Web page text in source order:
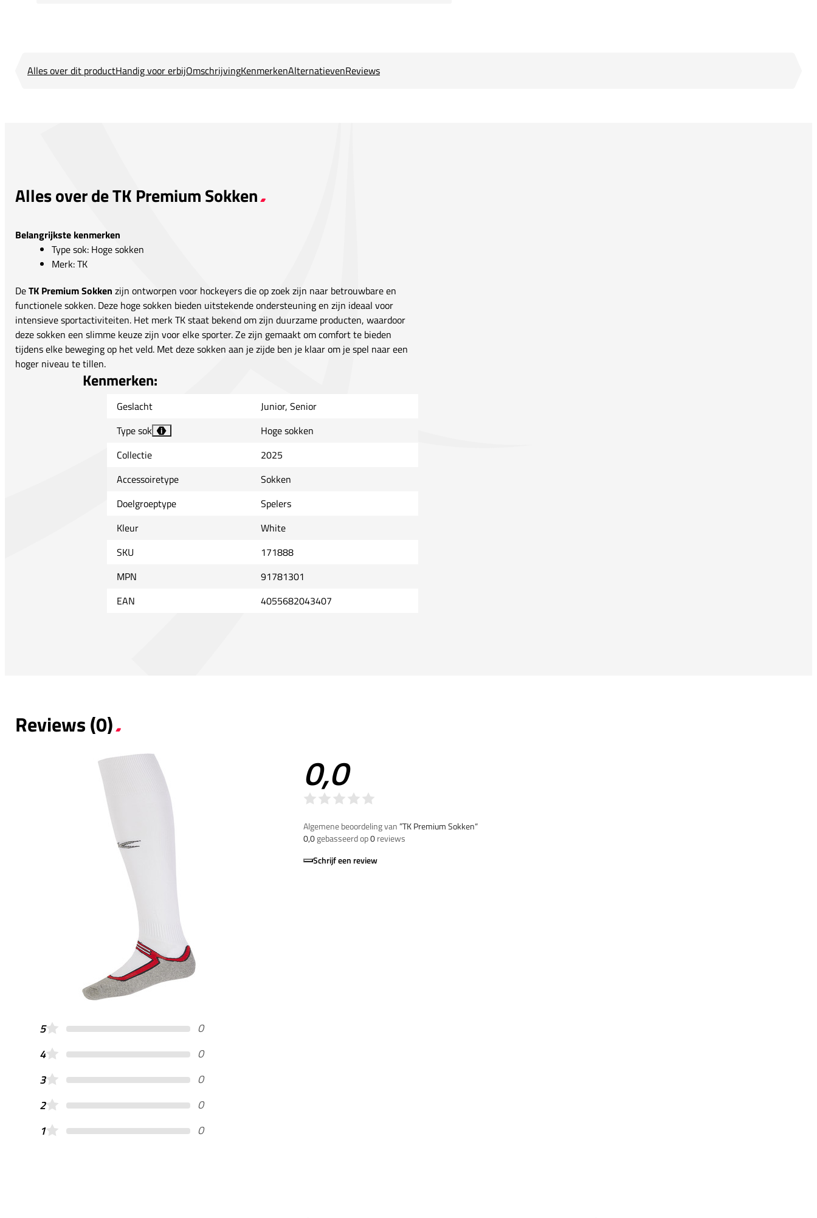
Alles over dit productHandig voor erbijOmschrijvingKenmerkenAlternatievenReviews
Alles over de TK Premium Sokken
Belangrijkste kenmerken
Type sok: Hoge sokken
Merk: TK
DeTK Premium Sokken zijn ontworpen voor hockeyers die op zoek zijn naar betrouwbare en
functionele sokken. Deze hoge sokken bieden uitstekende ondersteuning en zijn ideaal voor
intensieve sportactiviteiten. Het merk TK staat bekend om zijn duurzame producten, waardoor
deze sokken een slimme keuze zijn voor elke sporter. Ze zijn gemaakt om comfort te bieden
tijdens elke beweging op het veld. Met deze sokken aan je zijde ben je klaar om je spel naar een
hoger niveau te tillen.
Kenmerken:
Geslacht
Junior, Senior
Type sok
i
Hoge sokken
Collectie
2025
Accessoiretype
Sokken
Doelgroeptype
Spelers
Kleur
White
SKU
171888
MPN
91781301
EAN
4055682043407
Reviews (0)
0,0
Algemene beoordeling van”TK Premium Sokken“
0,0gebasseerd op0reviews
Schrijf een review
5
0
4
0
3
0
2
0
1
0